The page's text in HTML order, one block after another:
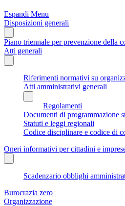
Espandi Menu
Disposizioni generali
Piano triennale per prevenzione della
Atti generali
Riferimenti normativi su
Atti amministrativi generali
Regolamenti
Documenti di programmazione
Statuti e leggi regionali
Codice disciplinare e codice di
Oneri informativi per cittadini e
Scadenzario obblighi
Burocrazia zero
Organizzazione